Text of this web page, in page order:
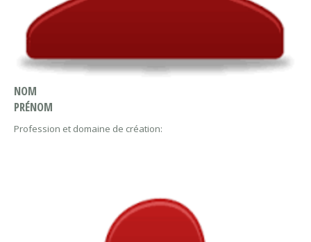
NOM
PRÉNOM
Profession et domaine de création: